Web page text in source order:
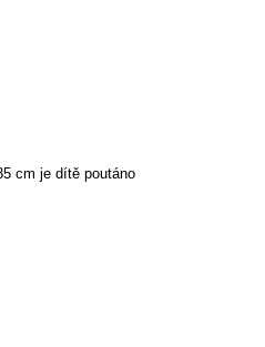
cm je dítě poutáno